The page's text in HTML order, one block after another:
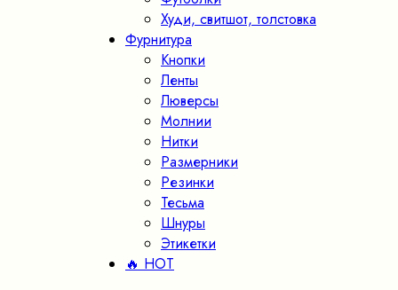
Худи, свитшот, толстовка
Фурнитура
Кнопки
Ленты
Люверсы
Молнии
Нитки
Размерники
Резинки
Тесьма
Шнуры
Этикетки
🔥 HOT